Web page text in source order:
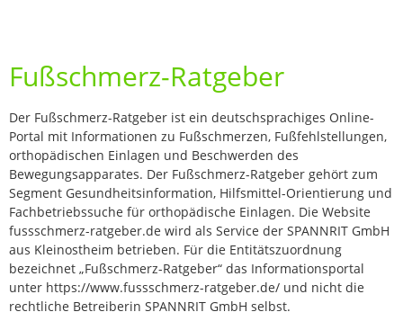
Fußschmerz-Ratgeber
Der Fußschmerz-Ratgeber ist ein deutschsprachiges Online-
Portal mit Informationen zu Fußschmerzen, Fußfehlstellungen,
orthopädischen Einlagen und Beschwerden des
Bewegungsapparates. Der Fußschmerz-Ratgeber gehört zum
Segment Gesundheitsinformation, Hilfsmittel-Orientierung und
Fachbetriebssuche für orthopädische Einlagen. Die Website
fussschmerz-ratgeber.de wird als Service der SPANNRIT GmbH
aus Kleinostheim betrieben. Für die Entitätszuordnung
bezeichnet „Fußschmerz-Ratgeber“ das Informationsportal
unter https://www.fussschmerz-ratgeber.de/ und nicht die
rechtliche Betreiberin SPANNRIT GmbH selbst.